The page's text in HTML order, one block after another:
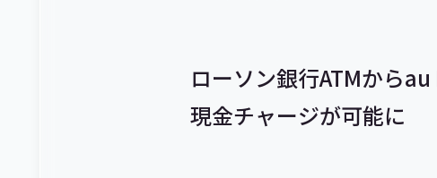
ローソン銀行ATMから
現金チャージが可能に